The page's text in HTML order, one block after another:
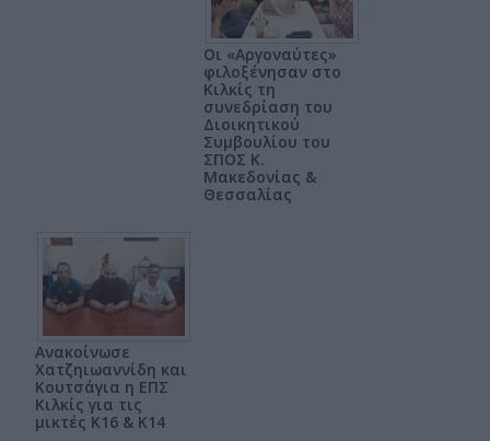
Οι «Αργοναύτες»
φιλοξένησαν στο
Κιλκίς τη
συνεδρίαση του
Διοικητικού
Συμβουλίου του
ΣΠΟΣ Κ.
Μακεδονίας &
Θεσσαλίας
Ανακοίνωσε
Χατζηιωαννίδη και
Κουτσάγια η ΕΠΣ
Κιλκίς για τις
μικτές Κ16 & Κ14